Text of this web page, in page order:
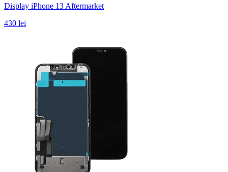
Display iPhone 13 Aftermarket
430 lei